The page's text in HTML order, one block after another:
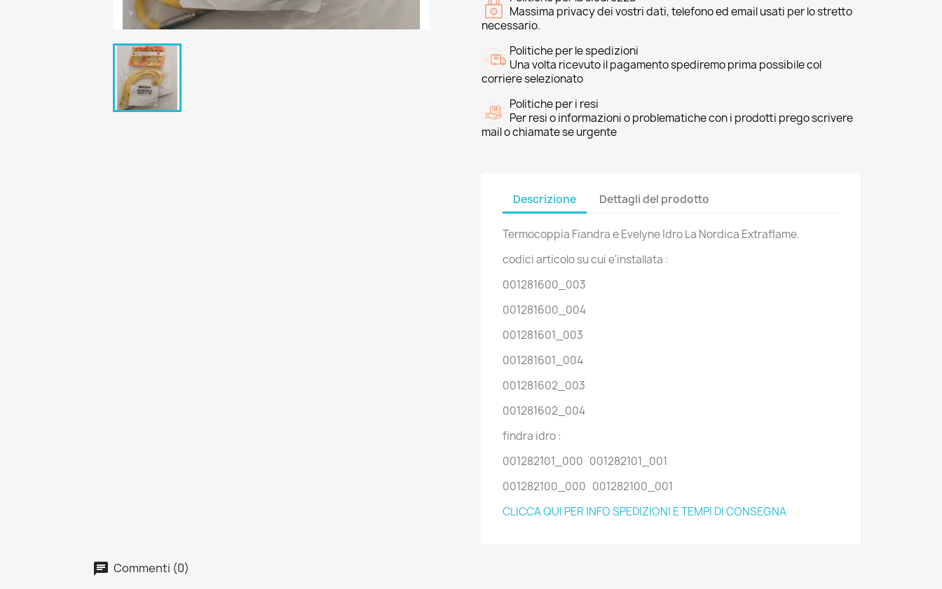
Massima privacy dei vostri dati, telefono ed email usati per lo stretto
necessario.
Politiche per le spedizioni
Una volta ricevuto il pagamento spediremo prima possibile col
corriere selezionato
Politiche per i resi
Per resi o informazioni o problematiche con i prodotti prego scrivere
mail o chiamate se urgente
Descrizione Dettagli del prodotto
Termocoppia Fiandra e Evelyne Idro La Nordica Extraflame.
codici articolo su cui e'installata :
001281600_003
001281600_004
001281601_003
001281601_004
001281602_003
001281602_004
findra idro :
001282101_000 001282101_001
001282100_000 001282100_001
CLICCA QUI PER INFO SPEDIZIONI E TEMPI DI CONSEGNA
Commenti (0)